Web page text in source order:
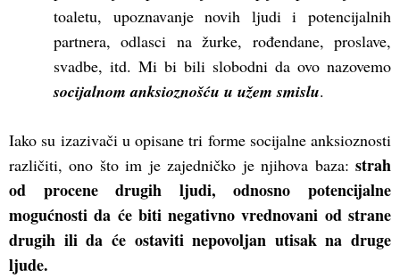
toaletu, upoznavanje novih ljudi i potencijalnih
partnera, odlasci na žurke, rođendane, proslave,
svadbe, itd. Mi bi bili slobodni da ovo nazovemo
socijalnom anksioznošću u užem smislu.
Iako su izazivači u opisane tri forme socijalne anksioznosti
različiti, ono što im je zajedničko je njihova baza: strah
od procene drugih ljudi, odnosno potencijalne
mogućnosti da će biti negativno vrednovani od strane
drugih ili da će ostaviti nepovoljan utisak na druge
ljude.